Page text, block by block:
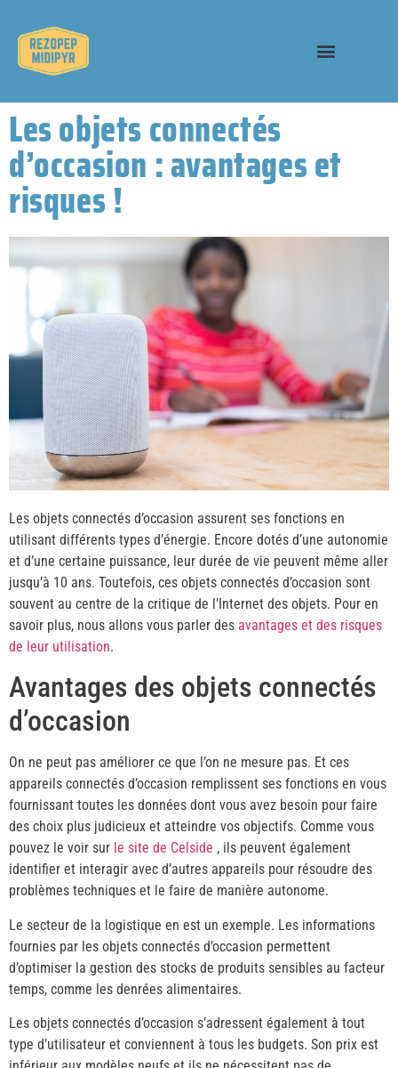
Les objets connectés
d’occasion : avantages et
risques !
Les objets connectés d’occasion assurent ses fonctions en
utilisant différents types d’énergie. Encore dotés d’une autonomie
et d’une certaine puissance, leur durée de vie peuvent même aller
jusqu’à 10 ans. Toutefois, ces objets connectés d’occasion sont
souvent au centre de la critique de l’Internet des objets. Pour en
savoir plus, nous allons vous parler des avantages et des risques
de leur utilisation.
Avantages des objets connectés
d’occasion
On ne peut pas améliorer ce que l’on ne mesure pas. Et ces
appareils connectés d’occasion remplissent ses fonctions en vous
fournissant toutes les données dont vous avez besoin pour faire
des choix plus judicieux et atteindre vos objectifs. Comme vous
pouvez le voir sur le site de Celside , ils peuvent également
identifier et interagir avec d’autres appareils pour résoudre des
problèmes techniques et le faire de manière autonome.
Le secteur de la logistique en est un exemple. Les informations
fournies par les objets connectés d’occasion permettent
d’optimiser la gestion des stocks de produits sensibles au facteur
temps, comme les denrées alimentaires.
Les objets connectés d’occasion s’adressent également à tout
type d’utilisateur et conviennent à tous les budgets. Son prix est